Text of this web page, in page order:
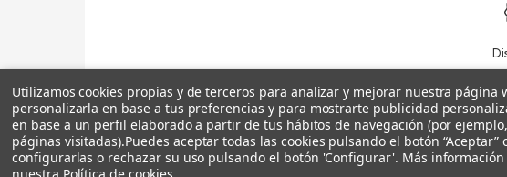
Utilizamos cookies propias y de terceros para analizar y mejorar nuestra página
personalizarla en base a tus preferencias y para mostrarte publicidad
en base a un perfil elaborado a partir de tus hábitos de navegación (por ejemplo,
páginas visitadas).Puedes aceptar todas las cookies pulsando el botón “Aceptar”
configurarlas o rechazar su uso pulsando el botón 'Configurar'. Más información